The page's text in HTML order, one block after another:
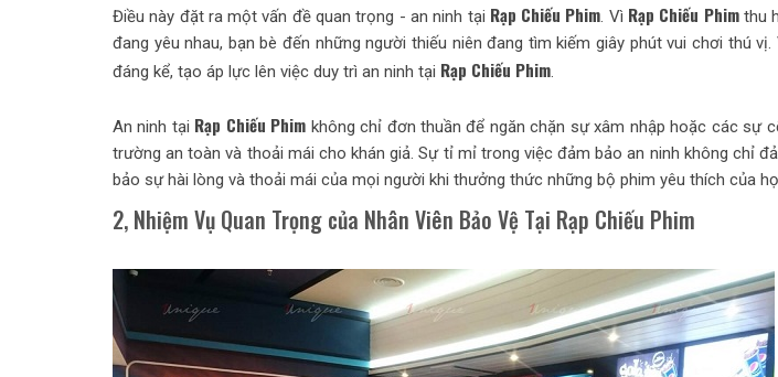
Điều này đặt ra một vấn đề quan trọng - an ninh tại Rạp Chiếu Phim . Vì Rạp Chiếu Phimthu
đang yêu nhau, bạn bè đến những người thiếu niên đang tìm kiếm giây phút vui chơi thú
đáng kể, tạo áp lực lên việc duy trì an ninh tại Rạp Chiếu Phim
An ninh tại Rạp Chiếu Phim không chỉ đơn thuần để ngăn chặn sự xâm nhập hoặc các sự
trường an toàn và thoải mái cho khán giả. Sự tỉ mỉ trong việc đảm bảo an ninh không chỉ
bảo sự hài lòng và thoải mái của mọi người khi thưởng thức những bộ phim yêu thích của họ.
2, Nhiệm Vụ Quan Trọng của Nhân Viên Bảo Vệ Tại Rạp Chiếu Phim